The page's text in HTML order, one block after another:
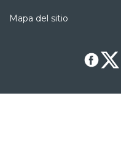
Mapa del sitio